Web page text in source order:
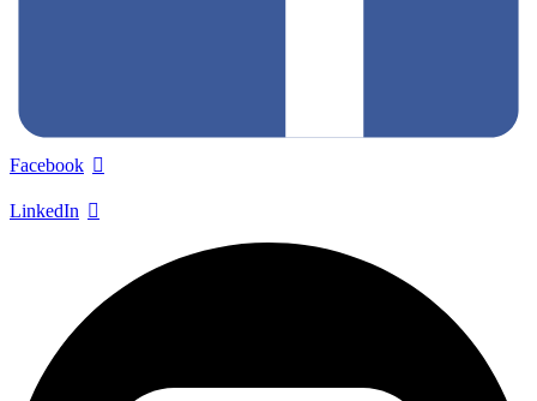
Facebook
LinkedIn